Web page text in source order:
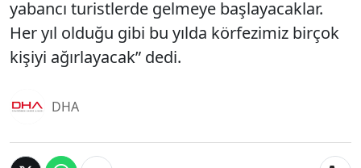
yabancı turistlerde gelmeye başlayacaklar.
Her yıl olduğu gibi bu yılda körfezimiz birçok
kişiyi ağırlayacak” dedi.
DHA